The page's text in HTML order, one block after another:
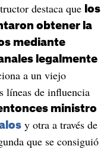
destaca que los
obtener la
mediante
legalmente
a un viejo
líneas de influencia
ministro
y otra a través de
que se consiguió